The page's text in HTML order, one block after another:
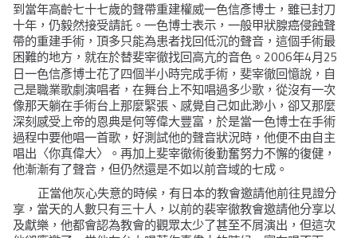
到當年高齡七十七歲的聲帶重建權威一色信彥博士，雖已封刀
十年，仍毅然接受請託。一色博士表示，一般甲狀腺癌侵蝕聲
帶的重建手術，頂多只能為患者找回低沉的聲音，這個手術最
困難的地方，就在於替斐宰徹找回高亢的音色。 2006年4月25
日一色信彥博士花了四個半小時完成手術，斐宰徹回憶說，自
己是職業歌劇演唱者，在舞台上不知唱過多少歌，從沒有一次
像那天躺在手術台上那麼緊張、感覺自己如此渺小，卻又那麼
深刻感受上帝的恩典是何等偉大豐富，於是當一色博士在手術
過程中要他唱一首歌，好測試他的聲音狀況時，他便不由自主
唱出〈你真偉大〉。再加上斐宰徹術後勤奮努力不懈的復健，
他漸漸有了聲音，但仍然還是不如以前音域的七成。
正當他灰心失意的時候，有日本的教會邀請他前往見證分
享，當天的人數只有三十人，以前的裴宰徹教會邀請他分享以
及獻樂，他都會認為教會的觀眾太少了甚至不屑演出，但這次